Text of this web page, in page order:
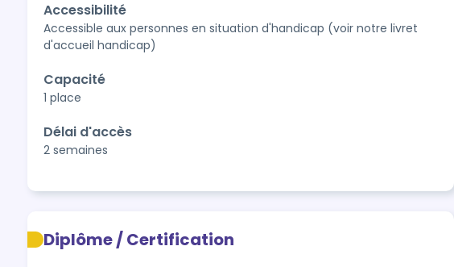
Accessibilité
Accessible aux personnes en situation d'handicap (voir notre livret
d'accueil handicap)
Capacité
1 place
Délai d'accès
2 semaines
Diplôme / Certification